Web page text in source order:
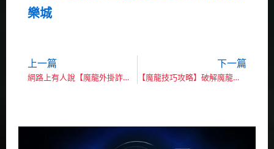
樂城
上一頁
上一篇
網路上有人說【魔龍外掛詐騙】是真的嗎？實測後瞬間打臉！
下一篇
【魔龍技巧攻略】破解魔龍傳奇讓你場場爆分